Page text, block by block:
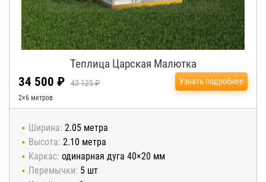
Теплица Царская Малютка
34 500 ₽ 43 125 ₽
2×6 метров
Узнать подробнее
Ширина: 2.05 метра
Высота: 2.10 метра
Каркас: одинарная дуга 40×20 мм
Перемычки: 5 шт